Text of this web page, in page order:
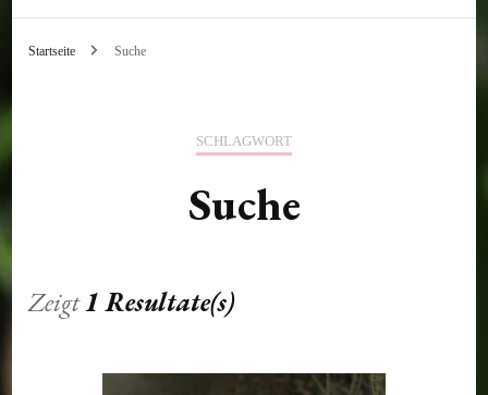
Startseite Suche
SCHLAGWORT
Suche
Zeigt1 Resultate(s)